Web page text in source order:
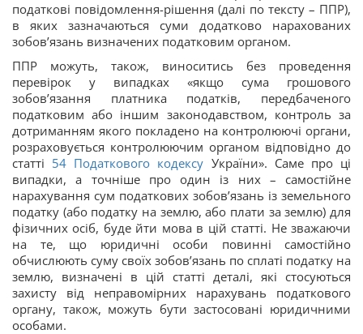
податкові повідомлення-рішення (далі по тексту – ППР),
в яких зазначаються суми додатково нарахованих
зобов’язань визначених податковим органом.
ППР можуть, також, виноситись без проведення
перевірок у випадках «якщо сума грошового
зобов’язання платника податків, передбаченого
податковим або іншим законодавством, контроль за
дотриманням якого покладено на контролюючі органи,
розраховується контролюючим органом відповідно до
статті 54 Податкового кодексу України». Саме про ці
випадки, а точніше про один із них – самостійне
нарахування сум податкових зобов’язань із земельного
податку (або податку на землю, або плати за землю) для
фізичних осіб, буде йти мова в цій статті. Не зважаючи
на те, що юридичні особи повинні самостійно
обчислюють суму своїх зобов’язань по сплаті податку на
землю, визначені в цій статті деталі, які стосуються
захисту від неправомірних нарахувань податкового
органу, також, можуть бути застосовані юридичними
особами.